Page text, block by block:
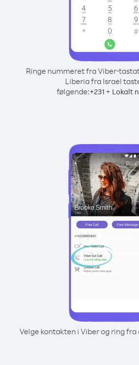
Ringe nummeret fra Viber-
Liberia fra Israel
følgende:+231 + Lokalt
Velge kontakten i Viber og ring